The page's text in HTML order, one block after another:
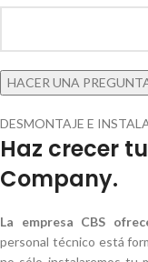
DESMONTAJE E
Haz crecer
Company.
La empresa CBS
personal técnico está